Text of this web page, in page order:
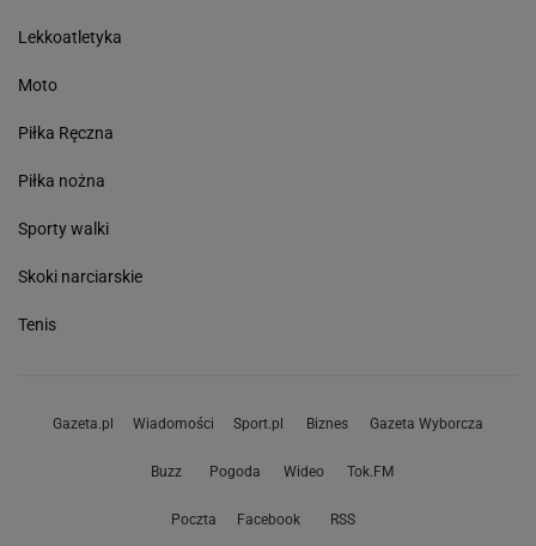
Lekkoatletyka
Moto
Piłka Ręczna
Piłka nożna
Sporty walki
Skoki narciarskie
Tenis
Gazeta.pl Wiadomości Sport.pl Biznes Gazeta Wyborcza
Buzz Pogoda Wideo Tok.FM
Poczta Facebook RSS